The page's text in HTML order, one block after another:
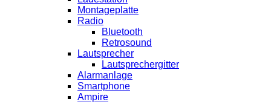
Montageplatte
Radio
Bluetooth
Retrosound
Lautsprecher
Lautsprechergitter
Alarmanlage
Smartphone
Ampire